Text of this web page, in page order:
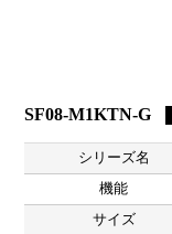
SF08-M1KTN-G
シリーズ名
機能
サイズ